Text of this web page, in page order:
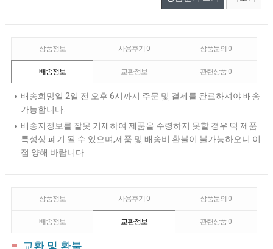
상품정보 사용후기 0 상품문의 0
배송정보 교환정보 관련상품 0
배송희망일 2일 전 오후 6시까지 주문 및 결제를 완료하셔야 배송
가능합니다.
배송지정보를 잘못 기재하여 제품을 수령하지 못할 경우 떡 제품
특성상 폐기 될 수 있으며,제품 및 배송비 환불이 불가능하오니 이
점 양해 바랍니다
상품정보 사용후기 0 상품문의 0
배송정보 교환정보 관련상품 0
교환 및 환불